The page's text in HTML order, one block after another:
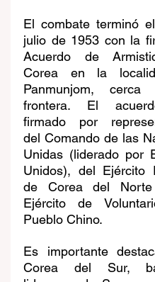
El combate terminó
julio de 1953 con la
Acuerdo de
Corea en la
Panmunjom,
frontera. El
firmado por
del Comando de las
Unidas (liderado por
Unidos), del Ejército
de Corea del
Ejército de
Pueblo Chino.
Es importante
Corea del Sur,